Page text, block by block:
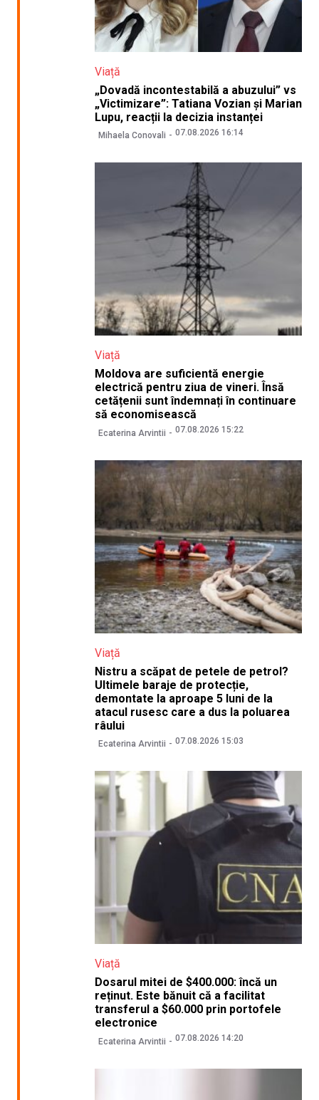
Viață
„Dovadă incontestabilă a abuzului” vs
„Victimizare”: Tatiana Vozian și Marian
Lupu, reacții la decizia instanței
Mihaela Conovali 07.08.2026 16:14
Viață
Moldova are suficientă energie
electrică pentru ziua de vineri. Însă
cetățenii sunt îndemnați în continuare
să economisească
Ecaterina Arvintii 07.08.2026 15:22
Viață
Nistru a scăpat de petele de petrol?
Ultimele baraje de protecție,
demontate la aproape 5 luni de la
atacul rusesc care a dus la poluarea
râului
Ecaterina Arvintii 07.08.2026 15:03
Viață
Dosarul mitei de $400.000: încă un
reținut. Este bănuit că a facilitat
transferul a $60.000 prin portofele
electronice
Ecaterina Arvintii 07.08.2026 14:20